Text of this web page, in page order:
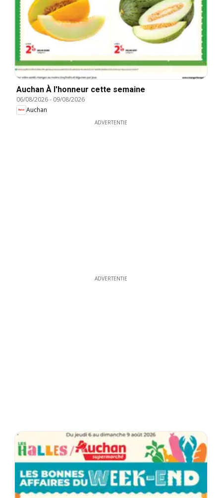
Auchan À l'honneur cette semaine
06/08/2026- 09/08/2026
Auchan
ADVERTENTIE
ADVERTENTIE